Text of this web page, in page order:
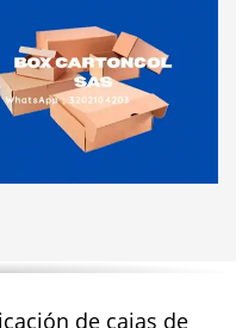
de cajas de